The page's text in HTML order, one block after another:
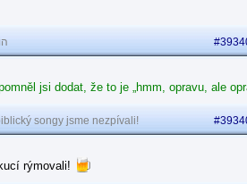
jsi dodat, že to je „hmm, opravu, ale
songy jsme nezpívali!
rýmovali!